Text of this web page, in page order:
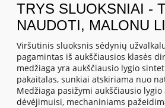
TRYS SLUOKSNIAI -
NAUDOTI, MALONU
Viršutinis sluoksnis sėdynių
pagamintas iš aukščiausios klasės
medžiaga yra aukščiausio lygio
pakaitalas, sunkiai atskiriama nuo
Medžiaga pasižymi aukščiausio
dėvėjimuisi, mechaniniams